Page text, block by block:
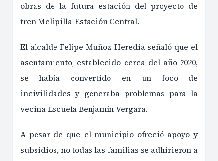
obras de la futura estación del proyecto de
tren Melipilla-Estación Central.
El alcalde Felipe Muñoz Heredia señaló que el
asentamiento, establecido cerca del año 2020,
se había convertido en un foco de
incivilidades y generaba problemas para la
vecina Escuela Benjamín Vergara.
A pesar de que el municipio ofreció apoyo y
subsidios, no todas las familias se adhirieron a